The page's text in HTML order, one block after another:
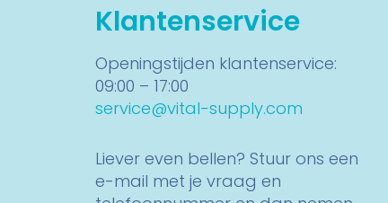
Klantenservice
Openingstijden klantenservice:
09:00 – 17:00
service@vital-supply.com
Liever even bellen? Stuur ons een
e-mail met je vraag en